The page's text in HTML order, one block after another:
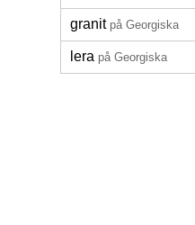
granit på Georgiska
lera på Georgiska